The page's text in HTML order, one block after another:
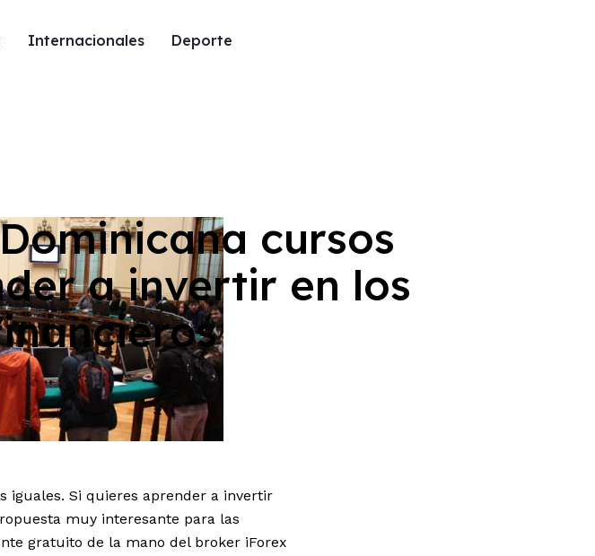
Internacionales Deporte
cursos
a invertir en los
iguales. Si quieres aprender a invertir
muy interesante para las
gratuito de la mano del broker iForex